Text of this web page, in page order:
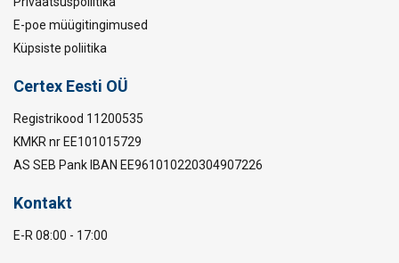
E-poe müügitingimused
Küpsiste poliitika
Certex Eesti OÜ
Registrikood 11200535
KMKR nr EE101015729
AS SEB Pank IBAN EE961010220304907226
Kontakt
E-R 08:00 - 17:00